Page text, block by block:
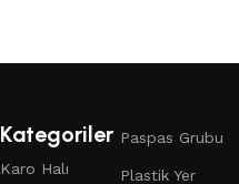
Kategoriler
Karo Halı
Paspas Grubu
Plastik Yer